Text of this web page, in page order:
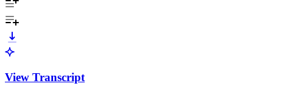
View Transcript